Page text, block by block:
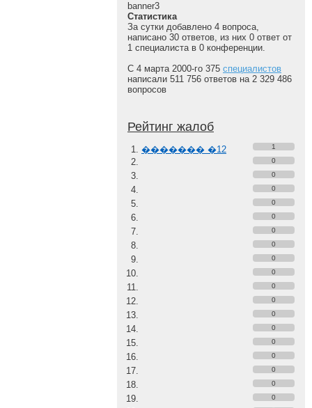
banner3
Статистика
За сутки добавлено 4 вопроса,
написано 30 ответов, из них 0 ответ от
1 специалиста в 0 конференции.
С 4 марта 2000-го 375 специалистов
написали 511 756 ответов на 2 329 486
вопросов
Рейтинг жалоб
������� �12
1
0
0
0
0
0
0
0
0
0
0
0
0
0
0
0
0
0
0